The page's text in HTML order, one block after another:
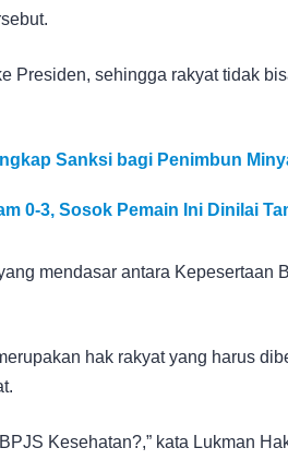
Presiden, sehingga rakyat tidak
Sanksi bagi Penimbun
0-3, Sosok Pemain Ini Dinilai
mendasar antara Kepesertaan
hak rakyat yang harus
Kesehatan?,” kata Lukman